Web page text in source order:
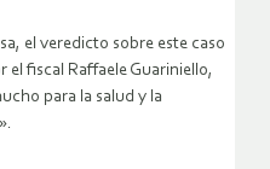
el veredicto sobre este caso
fiscal Raffaele Guariniello,
para la salud y la